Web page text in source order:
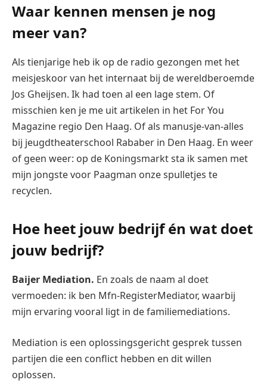
Waar kennen mensen je nog
meer van?
Als tienjarige heb ik op de radio gezongen met het
meisjeskoor van het internaat bij de wereldberoemde
Jos Gheijsen. Ik had toen al een lage stem. Of
misschien ken je me uit artikelen in het For You
Magazine regio Den Haag. Of als manusje-van-alles
bij jeugdtheaterschool Rababer in Den Haag. En weer
of geen weer: op de Koningsmarkt sta ik samen met
mijn jongste voor Paagman onze spulletjes te
recyclen.
Hoe heet jouw bedrijf én wat doet
jouw bedrijf?
Baijer Mediation. En zoals de naam al doet
vermoeden: ik ben Mfn-RegisterMediator, waarbij
mijn ervaring vooral ligt in de familiemediations.
Mediation is een oplossingsgericht gesprek tussen
partijen die een conflict hebben en dit willen
oplossen.